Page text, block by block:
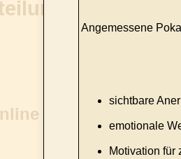
Angemessene
sichtbare
emotionale
Motivation für